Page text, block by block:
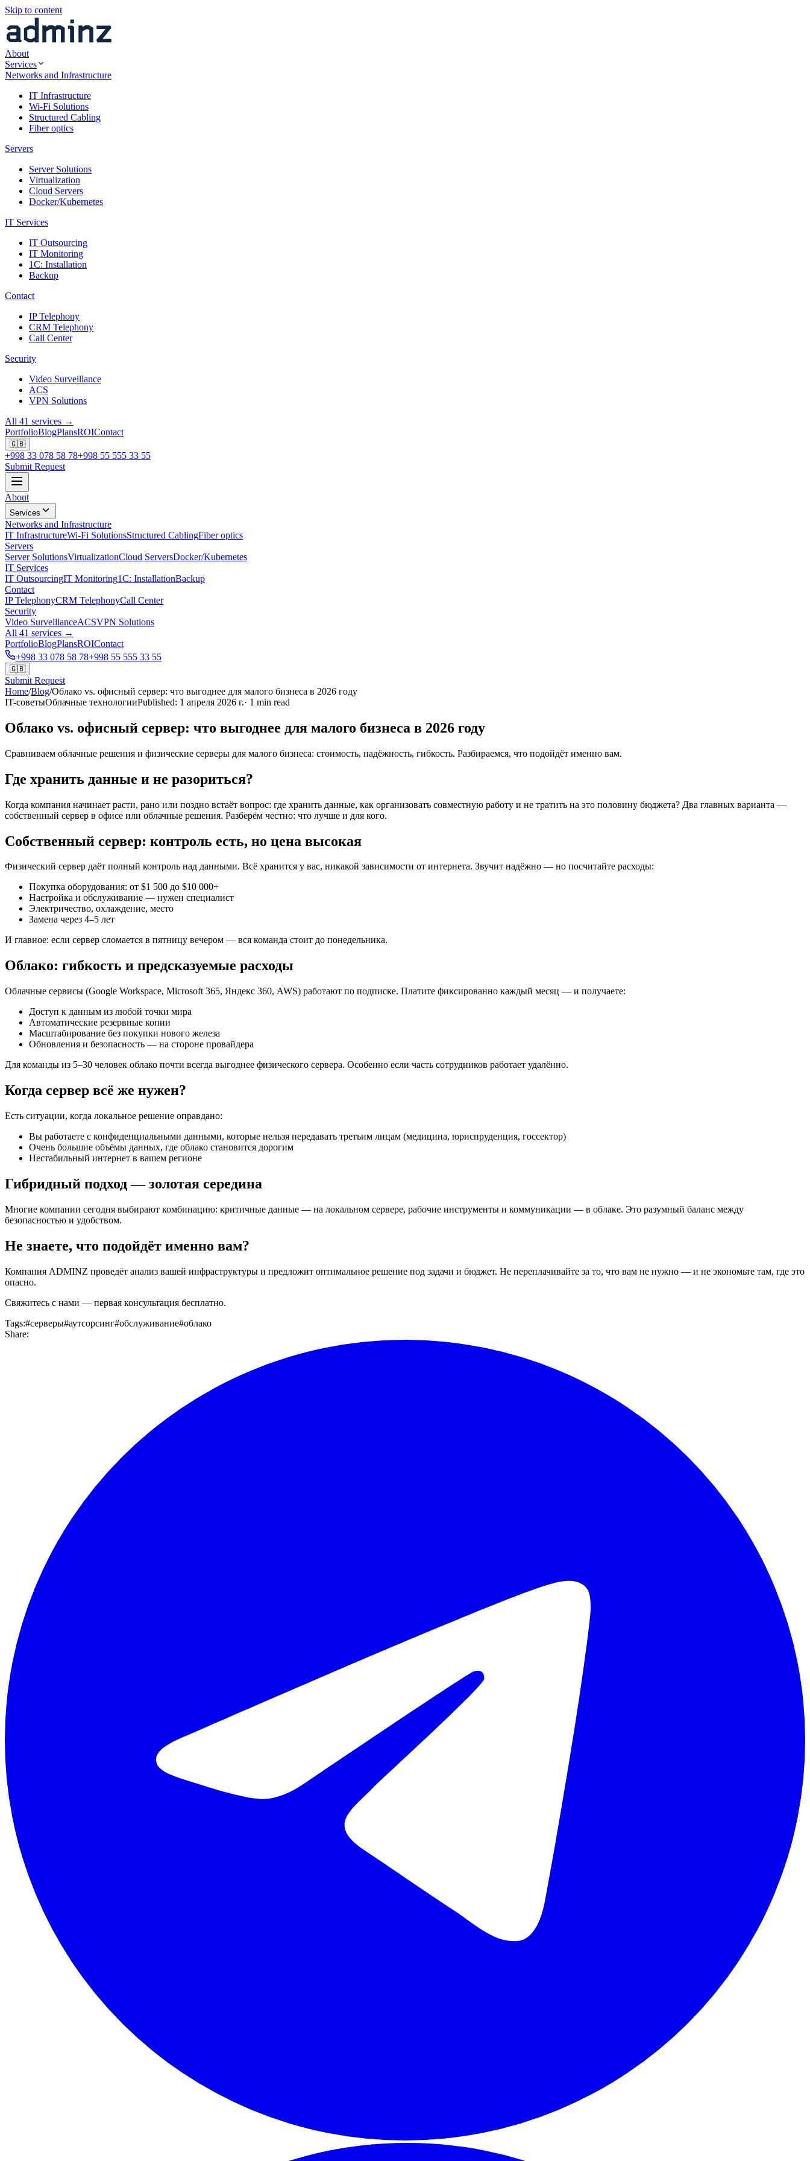
Skip to content
About
Services
Networks and Infrastructure
IT Infrastructure
Wi-Fi Solutions
Structured Cabling
Fiber optics
Servers
Server Solutions
Virtualization
Cloud Servers
Docker/Kubernetes
IT Services
IT Outsourcing
IT Monitoring
1C: Installation
Backup
Contact
IP Telephony
CRM Telephony
Call Center
Security
Video Surveillance
ACS
VPN Solutions
All 41 services →
PortfolioBlogPlansROIContact
🇬🇧
+998 33 078 58 78+998 55 555 33 55
Submit Request
About
Services
Networks and Infrastructure
IT InfrastructureWi-Fi SolutionsStructured CablingFiber optics
Servers
Server SolutionsVirtualizationCloud ServersDocker/Kubernetes
IT Services
IT OutsourcingIT Monitoring1C: InstallationBackup
Contact
IP TelephonyCRM TelephonyCall Center
Security
Video SurveillanceACSVPN Solutions
All 41 services →
PortfolioBlogPlansROIContact
+998 33 078 58 78+998 55 555 33 55
🇬🇧
Submit Request
Home/Blog/Облако vs. офисный сервер: что выгоднее для малого бизнеса в 2026 году
IT-советыОблачные технологииPublished: 1 апреля 2026 г.· 1 min read
Облако vs. офисный сервер: что выгоднее для малого бизнеса в 2026 году
Сравниваем облачные решения и физические серверы для малого бизнеса: стоимость, надёжность, гибкость. Разбираемся, что подойдёт именно вам.
Где хранить данные и не разориться?
Когда компания начинает расти, рано или поздно встаёт вопрос: где хранить данные, как организовать совместную работу и не тратить на это половину бюджета? Два главных варианта —
собственный сервер в офисе или облачные решения. Разберём честно: что лучше и для кого.
Собственный сервер: контроль есть, но цена высокая
Физический сервер даёт полный контроль над данными. Всё хранится у вас, никакой зависимости от интернета. Звучит надёжно — но посчитайте расходы:
Покупка оборудования: от $1 500 до $10 000+
Настройка и обслуживание — нужен специалист
Электричество, охлаждение, место
Замена через 4–5 лет
И главное: если сервер сломается в пятницу вечером — вся команда стоит до понедельника.
Облако: гибкость и предсказуемые расходы
Облачные сервисы (Google Workspace, Microsoft 365, Яндекс 360, AWS) работают по подписке. Платите фиксированно каждый месяц — и получаете:
Доступ к данным из любой точки мира
Автоматические резервные копии
Масштабирование без покупки нового железа
Обновления и безопасность — на стороне провайдера
Для команды из 5–30 человек облако почти всегда выгоднее физического сервера. Особенно если часть сотрудников работает удалённо.
Когда сервер всё же нужен?
Есть ситуации, когда локальное решение оправдано:
Вы работаете с конфиденциальными данными, которые нельзя передавать третьим лицам (медицина, юриспруденция, госсектор)
Очень большие объёмы данных, где облако становится дорогим
Нестабильный интернет в вашем регионе
Гибридный подход — золотая середина
Многие компании сегодня выбирают комбинацию: критичные данные — на локальном сервере, рабочие инструменты и коммуникации — в облаке. Это разумный баланс между
безопасностью и удобством.
Не знаете, что подойдёт именно вам?
Компания ADMINZ проведёт анализ вашей инфраструктуры и предложит оптимальное решение под задачи и бюджет. Не переплачивайте за то, что вам не нужно — и не экономьте там, где это
опасно.
Свяжитесь с нами — первая консультация бесплатно.
Tags:#серверы#аутсорсинг#обслуживание#облако
Share: